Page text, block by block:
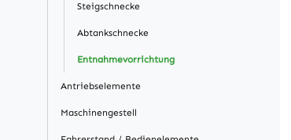
Steigschnecke
Abtankschnecke
Entnahmevorrichtung
Antriebselemente
Maschinengestell